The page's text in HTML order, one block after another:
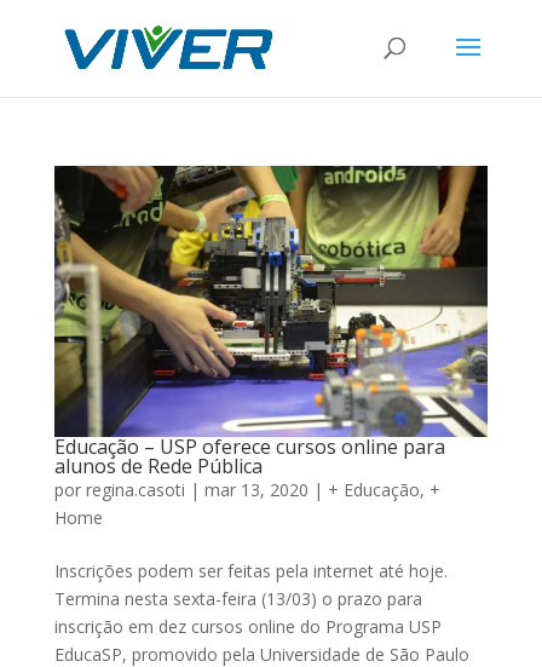
Educação – USP oferece cursos online para
alunos de Rede Pública
por regina.casoti | mar 13, 2020 | + Educação, +
Home
Inscrições podem ser feitas pela internet até hoje.
Termina nesta sexta-feira (13/03) o prazo para
inscrição em dez cursos online do Programa USP
EducaSP, promovido pela Universidade de São Paulo